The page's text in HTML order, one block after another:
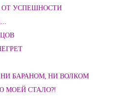
УСПЕШНОСТИ
БАРАНОМ, НИ ВОЛКОМ
МОЕЙ СТАЛО?!